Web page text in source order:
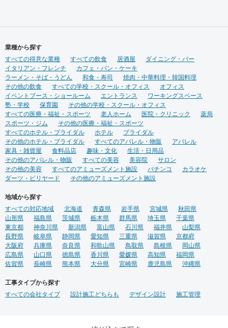
業種から探す
すべての得意な業種
すべての飲食 居酒屋
ダイニング・バー
イタリアン・フレンチ
カフェ・パン・ケーキ
ラーメン・そば・うどん
和食・寿司
焼肉・中華料理・韓国料理
その他の飲食
すべての学校・スクール・オフィス
オフィス
イベントブース・ショールーム
エントランス
ワーキングスペース
塾・学校
保育園
その他の学校・スクール・オフィス
すべての医療・福祉・スポーツ
老人ホーム 医院・クリニック
薬局
スポーツ・ジム
その他の医療・福祉・スポーツ
すべてのホテル・ブライダル
ホテル
ブライダル
その他のホテル・ブライダル
すべてのアパレル・物販
アパレル
家具・雑貨屋
食料品店 趣味・文化
生活・日用品
その他のアパレル・物販
すべての美容 美容院
サロン
その他の美容
すべてのアミューズメント施設 パチンコ
カラオケ
ダーツ・ビリヤード
その他のアミューズメント施設
地域から探す
すべての対応地域
北海道 青森県 岩手県 宮城県
秋田県
山形県
福島県 茨城県 栃木県 群馬県 埼玉県
千葉県
東京都
神奈川県 新潟県 富山県 石川県 福井県
山梨県
長野県
岐阜県 静岡県 愛知県 三重県 滋賀県
京都府
大阪府
兵庫県 奈良県 和歌山県 鳥取県 島根県
岡山県
広島県
山口県 徳島県 香川県 愛媛県 高知県
福岡県
佐賀県
長崎県 熊本県 大分県 宮崎県 鹿児島県 沖縄県
工事タイプから探す
すべての会社タイプ
設計施工どちらも デザイン設計 施工管理